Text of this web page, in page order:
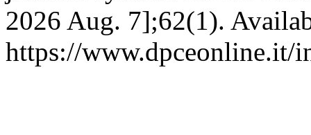
2026 Aug. 7];62(1).
https://www.dpceonline.it/